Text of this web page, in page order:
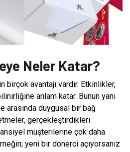
Neler Katar?
avantajı vardır. Etkinlikler,
anlam katar. Bunun yanı
arasında duygusal bir bağ
gerçekleştirdikleri
müşterilerine çok daha
yeni bir dönerci açıyorsanız